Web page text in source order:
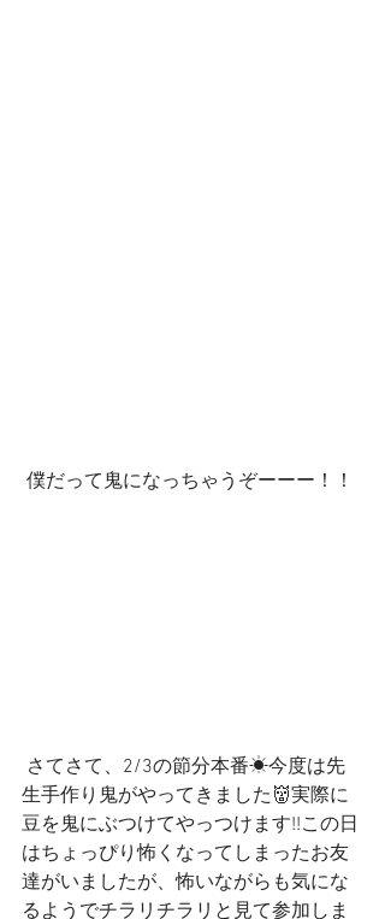
僕だって鬼になっちゃうぞーーー！！
生手作り鬼がやってきました👹実際に
豆を鬼にぶつけてやっつけます!!この日
はちょっぴり怖くなってしまったお友
達がいましたが、怖いながらも気にな
るようでチラリチラリと見て参加しま